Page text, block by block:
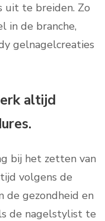
uit te breiden. Zo
in de branche,
gelnagelcreaties
altijd
bij het zetten van
volgens de
de gezondheid en
de nagelstylist te